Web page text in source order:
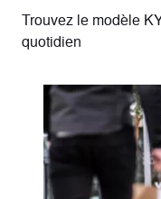
Trouvez le modèle
quotidien